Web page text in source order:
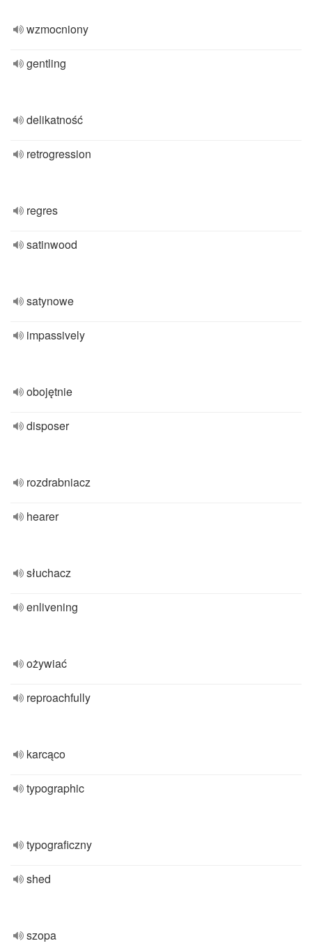
wzmocniony
gentling
delikatność
retrogression
regres
satinwood
satynowe
impassively
obojętnie
disposer
rozdrabniacz
hearer
słuchacz
enlivening
ożywiać
reproachfully
karcąco
typographic
typograficzny
shed
szopa